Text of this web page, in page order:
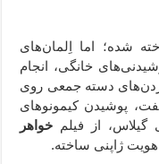
شده؛ اما اِلمان‌های
خانگی، انجام
دسته جمعی روی
پوشیدن کیمونوهای
گیلاس، از فیلم خواهر
ژاپنی ساخته.